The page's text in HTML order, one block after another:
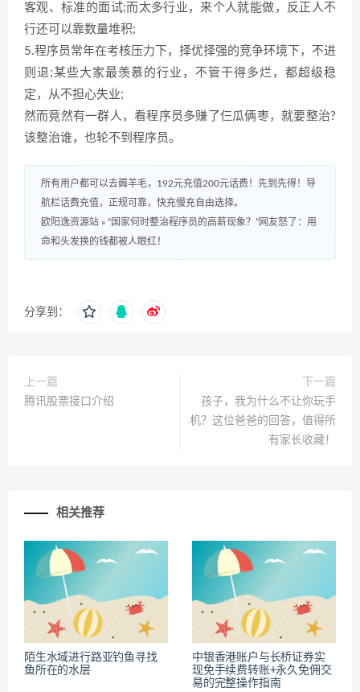
客观、标准的面试;而太多行业，来个人就能做，反正人不
行还可以靠数量堆积;
5.程序员常年在考核压力下，择优择强的竞争环境下，不进
则退;某些大家最羡慕的行业，不管干得多烂，都超级稳
定，从不担心失业;
然而竟然有一群人，看程序员多赚了仨瓜俩枣，就要整治?
该整治谁，也轮不到程序员。
所有用户都可以去薅羊毛，192元充值200元话费！先到先得！导
航栏话费充值，正规可靠，快充慢充自由选择。
欧阳逸资源站 » “国家何时整治程序员的高薪现象？”网友怒了：用
命和头发换的钱都被人眼红！
分享到：
上一篇
腾讯股票接口介绍
下一篇
孩子，我为什么不让你玩手
机？这位爸爸的回答，值得所
有家长收藏！
相关推荐
陌生水域进行路亚钓鱼寻找
鱼所在的水层
中银香港账户与长桥证券实
现免手续费转账+永久免佣交
易的完整操作指南